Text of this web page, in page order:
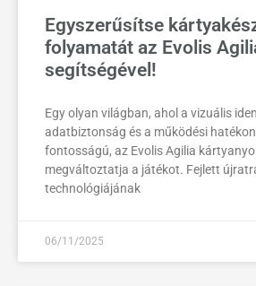
Egyszerűsítse
folyamatát az Evolis
segítségével!
Egy olyan világban, ahol a vizuális
adatbiztonság és a működési
fontosságú, az Evolis Agilia
megváltoztatja a játékot. Fejlett
technológiájának
06/11/2025